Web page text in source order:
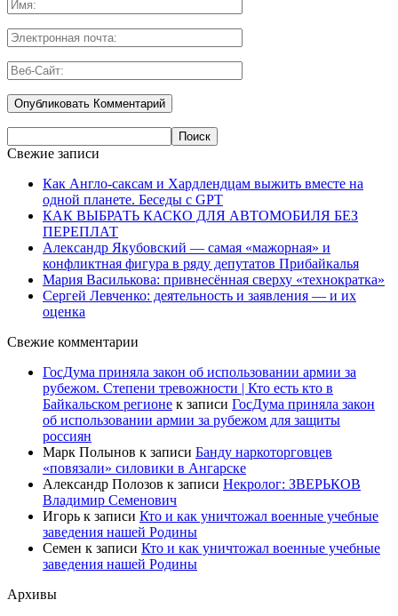
Свежие записи
Как Англо-саксам и Хардлендцам выжить вместе на
одной планете. Беседы с GPT
КАК ВЫБРАТЬ КАСКО ДЛЯ АВТОМОБИЛЯ БЕЗ
ПЕРЕПЛАТ
Александр Якубовский — самая «мажорная» и
конфликтная фигура в ряду депутатов Прибайкалья
Мария Василькова: привнесённая сверху «технократка»
Сергей Левченко: деятельность и заявления — и их
оценка
Свежие комментарии
ГосДума приняла закон об использовании армии за
рубежом. Степени тревожности | Кто есть кто в
Байкальском регионе к записи ГосДума приняла закон
об использовании армии за рубежом для защиты
россиян
Марк Полынов к записи Банду наркоторговцев
«повязали» силовики в Ангарске
Александр Полозов к записи Некролог: ЗВЕРЬКОВ
Владимир Семенович
Игорь к записи Кто и как уничтожал военные учебные
заведения нашей Родины
Семен к записи Кто и как уничтожал военные учебные
заведения нашей Родины
Архивы